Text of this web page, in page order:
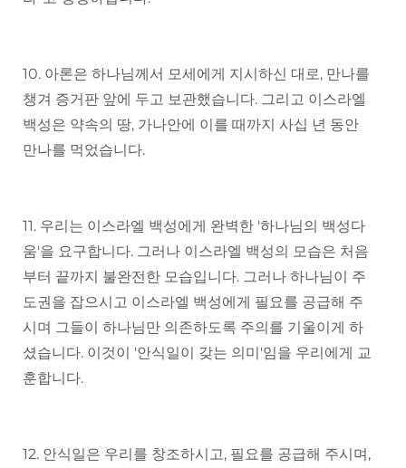
10. 아론은 하나님께서 모세에게 지시하신 대로, 만나를
챙겨 증거판 앞에 두고 보관했습니다. 그리고 이스라엘
백성은 약속의 땅, 가나안에 이를 때까지 사십 년 동안
만나를 먹었습니다.
11. 우리는 이스라엘 백성에게 완벽한 '하나님의 백성다
움'을 요구합니다. 그러나 이스라엘 백성의 모습은 처음
부터 끝까지 불완전한 모습입니다. 그러나 하나님이 주
도권을 잡으시고 이스라엘 백성에게 필요를 공급해 주
시며 그들이 하나님만 의존하도록 주의를 기울이게 하
셨습니다. 이것이 '안식일이 갖는 의미'임을 우리에게 교
훈합니다.
12. 안식일은 우리를 창조하시고, 필요를 공급해 주시며,